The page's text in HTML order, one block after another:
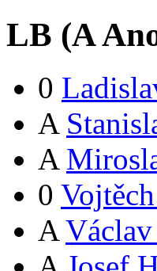
LB (A
0
A
A
0
A